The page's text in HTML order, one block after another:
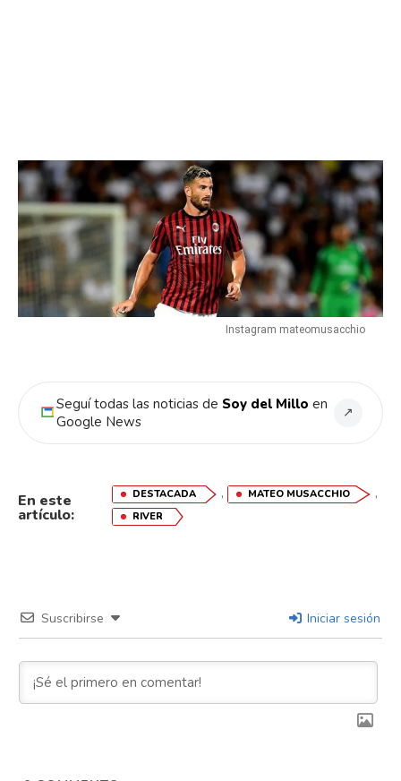
Instagram mateomusacchio
Seguí todas las noticias de Soy del Millo en
Google News
↗
En este
artículo:
DESTACADA , MATEO MUSACCHIO ,
RIVER
Suscribirse Iniciar sesión
Flipboard
Whatsapp
Email